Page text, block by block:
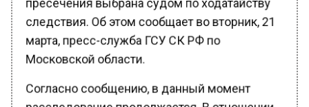
следствия. Об этом сообщает во вторник, 21
марта, пресс-служба ГСУ СК РФ по
Московской области.
Согласно сообщению, в данный момент
расследование продолжается. В отношении